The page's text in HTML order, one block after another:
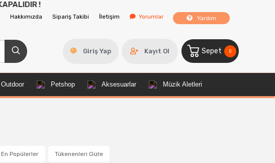
Hakkımızda Sipariş Takibi İletişim Yorumlar Yardım
Giriş Yap Kayıt Ol Sepet 0
Outdoor Petshop Aksesuarlar Müzik Aletleri
En Popülerler Tükenenleri Gizle